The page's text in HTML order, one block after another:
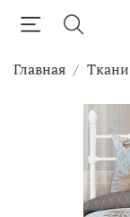
Главная